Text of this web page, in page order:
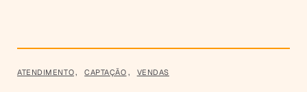
ATENDIMENTO,CAPTAÇÃO , VENDAS